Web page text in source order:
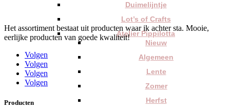
Duimelijntje
Lot’s of Crafts
Atelier Pippilotta
Nieuw
Algemeen
Lente
Zomer
Herfst
Het assortiment bestaat uit producten waar ik achter sta. Mooie,
eerlijke producten van goede kwaliteit!
Volgen
Volgen
Volgen
Volgen
Producten